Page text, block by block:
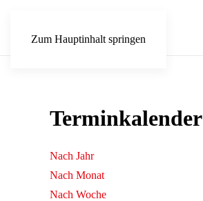
Zum Hauptinhalt springen
Terminkalender
Nach Jahr
Nach Monat
Nach Woche